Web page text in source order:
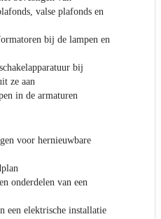
valse plafonds en
bij de lampen en
bij
ze aan
in de armaturen
voor hernieuwbare
onderdelen van een
een elektrische installatie